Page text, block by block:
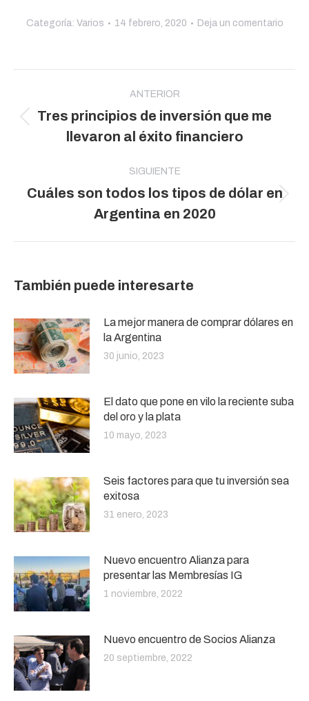
Categoría: Varios 14 febrero, 2020 Deja un comentario
publicaciones
ANTERIOR
Publicación
anterior:
Tres principios de inversión que me
llevaron al éxito financiero
SIGUIENTE
Publicación
siguiente:
Cuáles son todos los tipos de dólar en
Argentina en 2020
También puede interesarte
La mejor manera de comprar dólares en
la Argentina
30 junio, 2023
El dato que pone en vilo la reciente suba
del oro y la plata
10 mayo, 2023
Seis factores para que tu inversión sea
exitosa
31 enero, 2023
Nuevo encuentro Alianza para
presentar las Membresías IG
1 noviembre, 2022
Nuevo encuentro de Socios Alianza
20 septiembre, 2022